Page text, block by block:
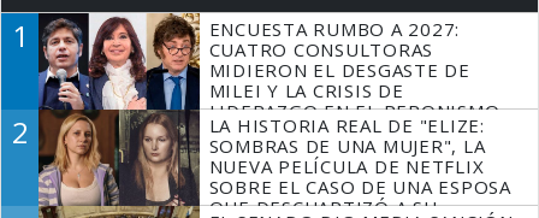
1
ENCUESTA RUMBO A 2027:
CUATRO CONSULTORAS
MIDIERON EL DESGASTE DE
MILEI Y LA CRISIS DE
LIDERAZGO EN EL PERONISMO
2
LA HISTORIA REAL DE "ELIZE:
SOMBRAS DE UNA MUJER", LA
NUEVA PELÍCULA DE NETFLIX
SOBRE EL CASO DE UNA ESPOSA
QUE DESCUARTIZÓ A SU